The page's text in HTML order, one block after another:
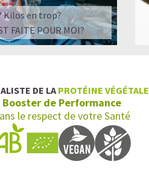
Kilos en trop?
FAITE POUR MOI?
DE LA PROTÉINE VÉGÉTALE
Booster de Performance
le respect de votre Santé